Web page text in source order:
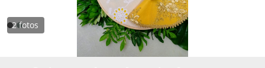
2 fotos